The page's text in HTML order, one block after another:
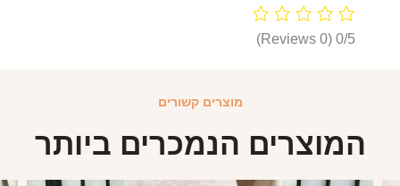
0/5
(0 Reviews)
מוצרים קשורים
המוצרים הנמכרים ביותר